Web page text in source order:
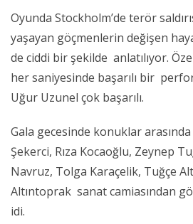
Oyunda Stockholm’de terör
yaşayan göçmenlerin değişen
de ciddi bir şekilde anlatılıyor.
her saniyesinde başarılı bir
Uğur Uzunel çok başarılı.
Gala gecesinde konuklar
Şekerci, Rıza Kocaoğlu, Zeynep
Navruz, Tolga Karaçelik, Tuğçe
Altıntoprak sanat camiasından
idi.